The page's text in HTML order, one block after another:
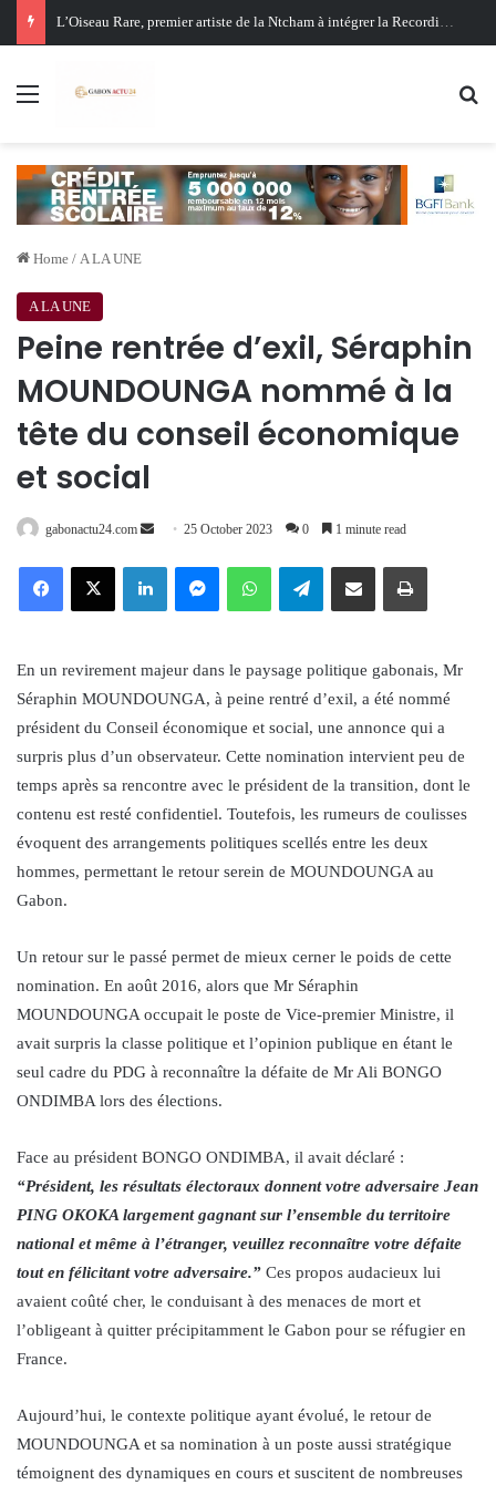
Oligui Nguema au Ghana : Libreville mise sur Accra pour renforcer sa stratégie diplomatique et économique
Menu
Home / A LA UNE
A LA UNE
Peine rentrée d’exil, Séraphin
MOUNDOUNGA nommé à la
tête du conseil économique
et social
gabonactu24.com
Send 25 October 2023 0 1 minute read
FacebookX LinkedInMessengerWhatsAppTelegramShare via Email Print
En un revirement majeur dans le paysage politique gabonais, Mr
Séraphin MOUNDOUNGA, à peine rentré d’exil, a été nommé
président du Conseil économique et social, une annonce qui a
surpris plus d’un observateur. Cette nomination intervient peu de
temps après sa rencontre avec le président de la transition, dont le
contenu est resté confidentiel. Toutefois, les rumeurs de coulisses
évoquent des arrangements politiques scellés entre les deux
hommes, permettant le retour serein de MOUNDOUNGA au
Gabon.
Un retour sur le passé permet de mieux cerner le poids de cette
nomination. En août 2016, alors que Mr Séraphin
MOUNDOUNGA occupait le poste de Vice-premier Ministre, il
avait surpris la classe politique et l’opinion publique en étant le
seul cadre du PDG à reconnaître la défaite de Mr Ali BONGO
ONDIMBA lors des élections.
Face au président BONGO ONDIMBA, il avait déclaré :
“Président, les résultats électoraux donnent votre adversaire Jean
PING OKOKA largement gagnant sur l’ensemble du territoire
national et même à l’étranger, veuillez reconnaître votre défaite
tout en félicitant votre adversaire.” Ces propos audacieux lui
avaient coûté cher, le conduisant à des menaces de mort et
l’obligeant à quitter précipitamment le Gabon pour se réfugier en
France.
Aujourd’hui, le contexte politique ayant évolué, le retour de
MOUNDOUNGA et sa nomination à un poste aussi stratégique
témoignent des dynamiques en cours et suscitent de nombreuses